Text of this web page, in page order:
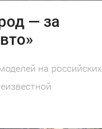
— за
на российских